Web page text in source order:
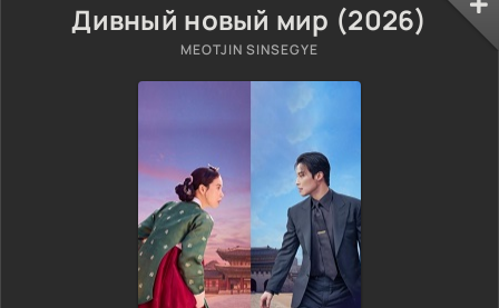
Дивный новый мир (2026)
MEOTJIN SINSEGYE